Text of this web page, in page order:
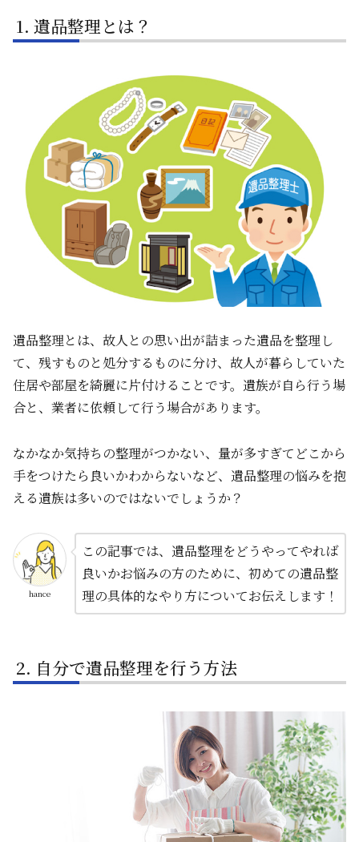
遺品整理とは？
遺品整理とは、故人との思い出が詰まった遺品を整理し
て、残すものと処分するものに分け、故人が暮らしていた
住居や部屋を綺麗に片付けることです。遺族が自ら行う場
合と、業者に依頼して行う場合があります。
なかなか気持ちの整理がつかない、量が多すぎてどこから
手をつけたら良いかわからないなど、遺品整理の悩みを抱
える遺族は多いのではないでしょうか？
hance
この記事では、遺品整理をどうやってやれば
良いかお悩みの方のために、初めての遺品整
理の具体的なやり方についてお伝えします！
自分で遺品整理を行う方法